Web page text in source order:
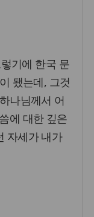
기에 한국 문
됐는데, 그것
나님께서 어
에 대한 깊은
자세가 내가